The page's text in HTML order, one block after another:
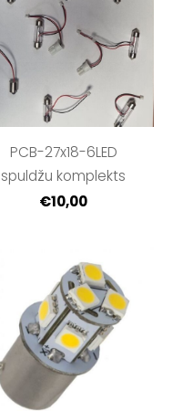
PCB-27x18-6LED
spuldžu komplekts
€10,00